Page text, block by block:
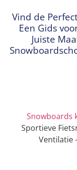
Vind de
Een Gids
Juiste
Snowboards
Sportieve
Ventilatie